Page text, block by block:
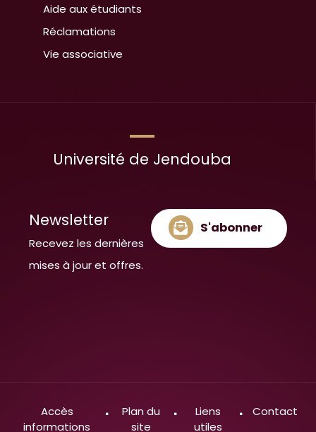
Aide aux étudiants
Réclamations
Vie associative
Université de Jendouba
Newsletter
Recevez les dernières
mises à jour et offres.
S'abonner
Accès
informations
Plan du
site
Liens
utiles
Contact